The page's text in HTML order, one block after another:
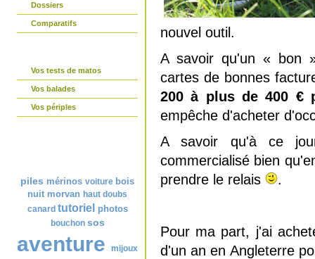
Dossiers
Comparatifs
Vos tests de matos
Vos balades
Vos périples
piles mérinos voiture bois
nuit morvan haut doubs
canard tutoriel photos
bouchon sos
aventure mijoux
nouvel outil.
A savoir qu'un « bon
cartes de bonnes
200 à plus de 400 €
empêche d'acheter
A savoir qu'à ce
commercialisé bien
prendre le relais
.
Pour ma part, j'ai
d'un an en Angleterre